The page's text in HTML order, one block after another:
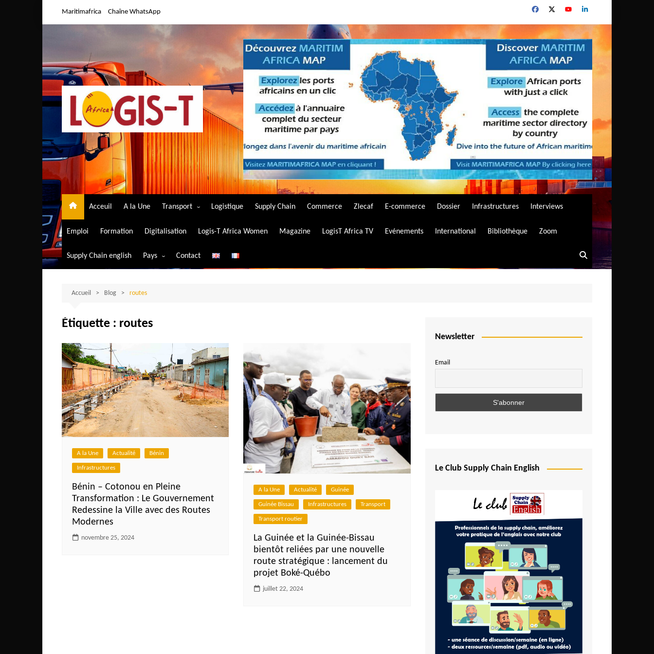
Maritimafrica Chaîne WhatsApp
Acceuil A la Une Transport
Transport aérien
Transport ferroviaire
Logistique Supply Chain Commerce Zlecaf E-commerce Dossier Infrastructures Interviews
Emploi Formation Digitalisation Logis-T Africa Women Magazine LogisT Africa TV Evénements International Bibliothèque Zoom
Supply Chain english Pays
Algérie
Bénin
Burkina-Faso
Burundi
Bostwana
Cameroun
Centrafrique
Comores
Djibouti
Ethiopie
Gabon
Contact
Accueil Blog routes
Étiquette : routes
A la Une Actualité Bénin
Infrastructures
Bénin – Cotonou en Pleine
Transformation : Le Gouvernement
Redessine la Ville avec des Routes
Modernes
novembre 25, 2024
A la Une Actualité Guinée
Guinée Bissau Infrastructures Transport
Transport routier
La Guinée et la Guinée-Bissau
bientôt reliées par une nouvelle
route stratégique : lancement du
projet Boké-Québo
juillet 22, 2024
Newsletter
Email
Le Club Supply Chain English